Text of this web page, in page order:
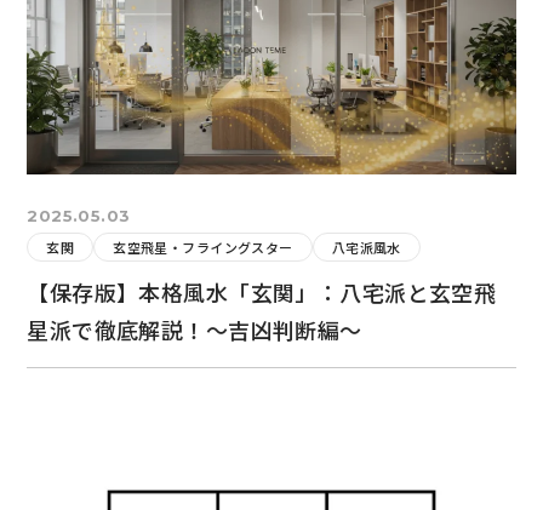
2025.05.03
玄関
玄空飛星・フライングスター 八宅派風水
【保存版】本格風水「玄関」：八宅派と玄空飛
星派で徹底解説！～吉凶判断編～